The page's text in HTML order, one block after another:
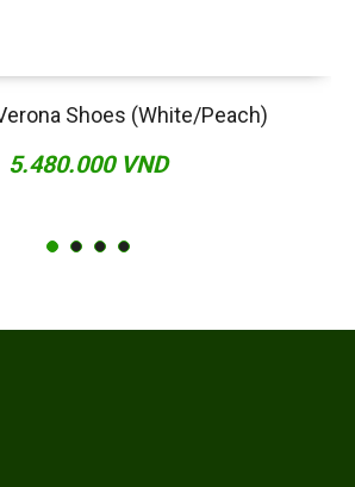
Shoes (White/Peach)
5.480.000 VND